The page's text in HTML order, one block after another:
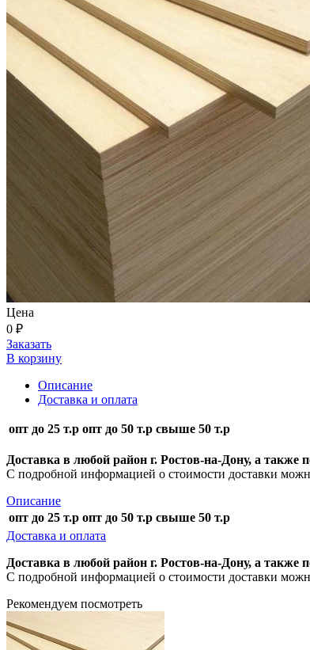
Цена
0 ₽
Заказать
В корзину
Описание
Доставка и оплата
опт до 25 т.р опт до 50 т.р свыше 50 т.р
Доставка в любой район г. Ростов-на-Дону, а также
С подробной информацией о стоимости доставки
Описание
опт до 25 т.р опт до 50 т.р свыше 50 т.р
Доставка и оплата
Доставка в любой район г. Ростов-на-Дону, а также
С подробной информацией о стоимости доставки
Рекомендуем посмотреть